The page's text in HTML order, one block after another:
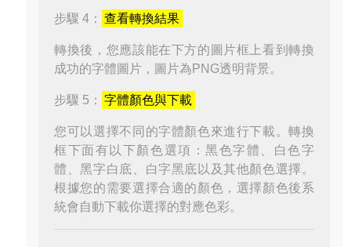
步驟 4： 查看轉換結果
轉換後，您應該能在下方的圖片框上看到轉換
成功的字體圖片，圖片為PNG透明背景。
步驟 5： 字體顏色與下載
您可以選擇不同的字體顏色來進行下載。轉換
框下面有以下顏色選項：黑色字體、白色字
體、黑字白底、白字黑底以及其他顏色選擇。
根據您的需要選擇合適的顏色，選擇顏色後系
統會自動下載你選擇的對應色彩。